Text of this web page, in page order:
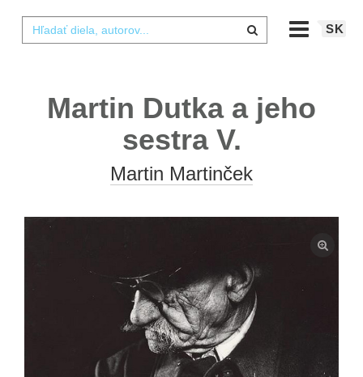
SK
Martin Dutka a jeho
sestra V.
Martin Martinček